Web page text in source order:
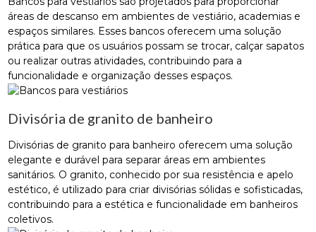
áreas de descanso em ambientes de vestiário, academias e
espaços similares. Esses bancos oferecem uma solução
prática para que os usuários possam se trocar, calçar sapatos
ou realizar outras atividades, contribuindo para a
funcionalidade e organização desses espaços.
Divisória de granito de banheiro
Divisórias de granito para banheiro oferecem uma solução
elegante e durável para separar áreas em ambientes
sanitários. O granito, conhecido por sua resistência e apelo
estético, é utilizado para criar divisórias sólidas e sofisticadas,
contribuindo para a estética e funcionalidade em banheiros
coletivos.